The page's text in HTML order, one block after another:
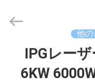
2026
Reserved.
他
IPGレー
6KW